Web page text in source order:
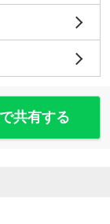
共有する